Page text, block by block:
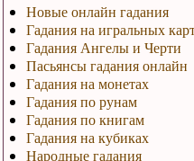
Новые онлайн гадания
Гадания на игральных
Гадания Ангелы и Черти
Пасьянсы гадания онлайн
Гадания на монетах
Гадания по рунам
Гадания по книгам
Гадания на кубиках
Народные гадания